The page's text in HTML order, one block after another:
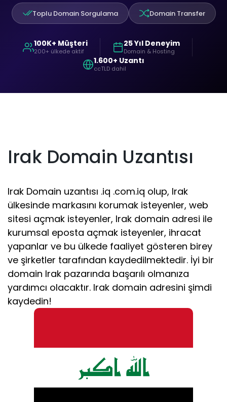
Toplu Domain Sorgulama Domain Transfer
100K+ Müşteri
200+ ülkede aktif
25 Yıl Deneyim
Domain & Hosting
1.600+ Uzantı
ccTLD dahil
Irak Domain Uzantısı
Irak Domain uzantısı .iq .com.iq olup, Irak
ülkesinde markasını korumak isteyenler, web
sitesi açmak isteyenler, Irak domain adresi ile
kurumsal eposta açmak isteyenler, ihracat
yapanlar ve bu ülkede faaliyet gösteren birey
ve şirketler tarafından kaydedilmektedir. İyi bir
domain Irak pazarında başarılı olmanıza
yardımcı olacaktır. Irak domain adresini şimdi
kaydedin!